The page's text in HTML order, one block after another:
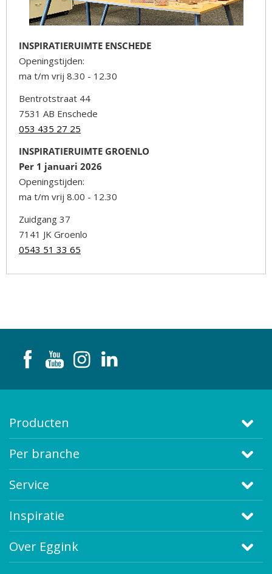
INSPIRATIERUIMTE ENSCHEDE
Openingstijden:
ma t/m vrij 8.30 - 12.30
Bentrotstraat 44
7531 AB Enschede
053 435 27 25
INSPIRATIERUIMTE GROENLO
Per 1 januari 2026
Openingstijden:
ma t/m vrij 8.00 - 12.30
Zuidgang 37
7141 JK Groenlo
0543 51 33 65
Producten
Per branche
Service
Inspiratie
Over Eggink